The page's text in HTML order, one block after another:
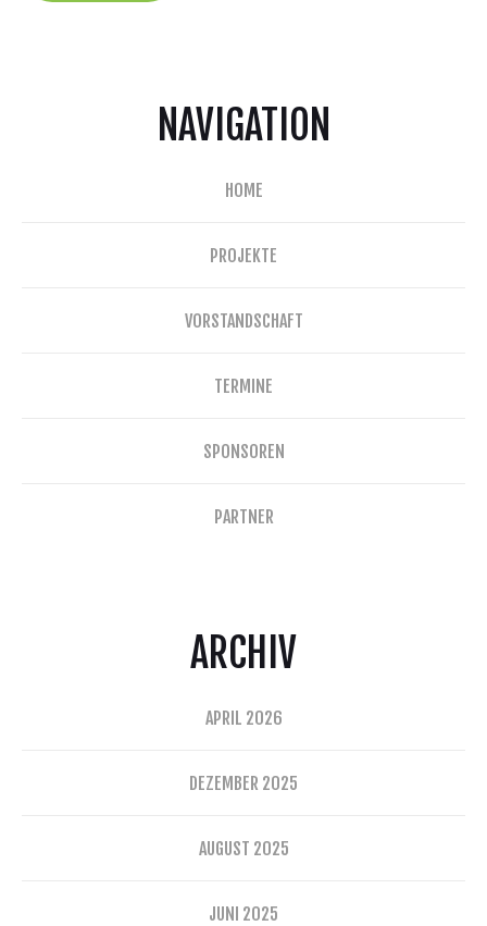
NAVIGATION
HOME
PROJEKTE
VORSTANDSCHAFT
TERMINE
SPONSOREN
PARTNER
ARCHIV
APRIL 2026
DEZEMBER 2025
AUGUST 2025
JUNI 2025